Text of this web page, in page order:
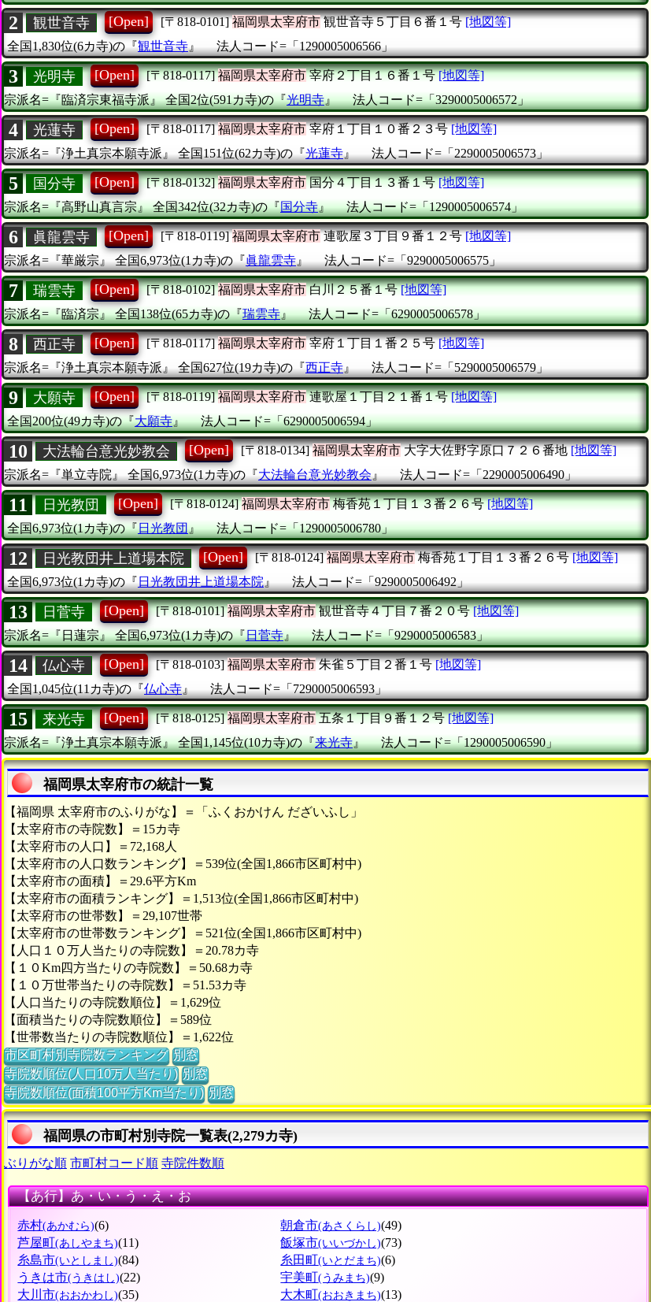
2 観世音寺 [Open] [〒818-0101] 福岡県太宰府市観世音寺５丁目６番１号 [地図等]
全国1,830位(6カ寺)の『観世音寺 』 法人コード=「1290005006566」
3 光明寺 [Open] [〒818-0117] 福岡県太宰府市宰府２丁目１６番１号 [地図等]
宗派名=『臨済宗東福寺派』 全国2位(591カ寺)の『光明寺』 法人コード=「3290005006572」
4 光蓮寺 [Open] [〒818-0117] 福岡県太宰府市宰府１丁目１０番２３号 [地図等]
宗派名=『浄土真宗本願寺派』
全国151位(62カ寺)の『光蓮寺 』 法人コード=「2290005006573」
5 国分寺 [Open] [〒818-0132] 福岡県太宰府市国分４丁目１３番１号 [地図等]
宗派名=『高野山真言宗』 全国342位(32カ寺)の『国分寺』 法人コード=「1290005006574」
6 眞龍雲寺 [Open] [〒818-0119] 福岡県太宰府市連歌屋３丁目９番１２号 [地図等]
宗派名=『華厳宗』
全国6,973位(1カ寺)の『眞龍雲寺 』 法人コード=「9290005006575」
7 瑞雲寺 [Open] [〒818-0102] 福岡県太宰府市白川２５番１号 [地図等]
宗派名=『臨済宗』 全国138位(65カ寺)の『瑞雲寺』 法人コード=「6290005006578」
8 西正寺 [Open] [〒818-0117] 福岡県太宰府市宰府１丁目１番２５号 [地図等]
宗派名=『浄土真宗本願寺派』
全国627位(19カ寺)の『西正寺 』 法人コード=「5290005006579」
9 大願寺 [Open] [〒818-0119] 福岡県太宰府市連歌屋１丁目２１番１号 [地図等]
全国200位(49カ寺)の『大願寺』 法人コード=「6290005006594」
10 大法輪台意光妙教会 [Open] [〒818-0134] 福岡県太宰府市大字大佐野字原口７２６番地 [地図等]
宗派名=『単立寺院』
全国6,973位(1カ寺)の『大法輪台意光妙教会 』 法人コード=「2290005006490」
11 日光教団 [Open] [〒818-0124] 福岡県太宰府市梅香苑１丁目１３番２６号 [地図等]
全国6,973位(1カ寺)の『日光教団』 法人コード=「1290005006780」
12 日光教団井上道場本院 [Open] [〒818-0124] 福岡県太宰府市梅香苑１丁目１３番２６号 [地図等]
全国6,973位(1カ寺)の『 日光教団井上道場本院 』 法人コード=「9290005006492」
13 日菅寺 [Open] [〒818-0101] 福岡県太宰府市観世音寺４丁目７番２０号 [地図等]
宗派名=『日蓮宗』 全国6,973位(1カ寺)の『日菅寺』 法人コード=「9290005006583」
14 仏心寺 [Open] [〒818-0103] 福岡県太宰府市朱雀５丁目２番１号 [地図等]
全国1,045位(11カ寺)の『仏心寺 』 法人コード=「7290005006593」
15 来光寺 [Open] [〒818-0125] 福岡県太宰府市五条１丁目９番１２号 [地図等]
宗派名=『浄土真宗本願寺派』 全国1,145位(10カ寺)の『来光寺』 法人コード=「1290005006590」
福岡県太宰府市の統計一覧
【福岡県 太宰府市のふりがな】＝「ふくおかけん だざいふし」
【太宰府市の寺院数】＝15カ寺
【太宰府市の人口】＝72,168人
【太宰府市の人口数ランキング】＝539位(全国1,866市区町村中)
【太宰府市の面積】＝29.6平方Km
【太宰府市の面積ランキング】＝1,513位(全国1,866市区町村中)
【太宰府市の世帯数】＝29,107世帯
【太宰府市の世帯数ランキング】＝521位(全国1,866市区町村中)
【人口１０万人当たりの寺院数】＝20.78カ寺
【１０Km四方当たりの寺院数】＝50.68カ寺
【１０万世帯当たりの寺院数】＝51.53カ寺
【人口当たりの寺院数順位】＝1,629位
【面積当たりの寺院数順位】＝589位
【世帯数当たりの寺院数順位】＝1,622位
市区町村別寺院数ランキング 別窓
寺院数順位(人口10万人当たり) 別窓
寺院数順位(面積100平方Km当たり) 別窓
福岡県の市町村別寺院一覧表(2,279カ寺)
ぶりがな順 市町村コード順 寺院件数順
【あ行】あ・い・う・え・お
赤村(あかむら)(6) 朝倉市(あさくらし)(49)
芦屋町(あしやまち)(11) 飯塚市(いいづかし)(73)
糸島市(いとしまし)(84) 糸田町(いとだまち)(6)
うきは市(うきはし)(22) 宇美町(うみまち)(9)
大川市(おおかわし)(35) 大木町(おおきまち)(13)